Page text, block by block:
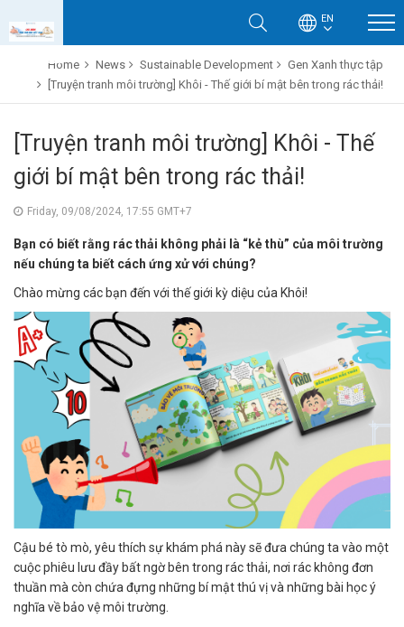
EN
Home News Sustainable Development
Gen Xanh thực tập
[Truyện tranh môi trường] Khôi - Thế giới bí mật bên trong rác thải!
[Truyện tranh môi trường] Khôi - Thế
giới bí mật bên trong rác thải!
Friday, 09/08/2024, 17:55 GMT+7
Bạn có biết rằng rác thải không phải là “kẻ thù” của môi trường
nếu chúng ta biết cách ứng xử với chúng?
Chào mừng các bạn đến với thế giới kỳ diệu của Khôi!
Cậu bé tò mò, yêu thích sự khám phá này sẽ đưa chúng ta vào một
cuộc phiêu lưu đầy bất ngờ bên trong rác thải, nơi rác không đơn
thuần mà còn chứa đựng những bí mật thú vị và những bài học ý
nghĩa về bảo vệ môi trường.